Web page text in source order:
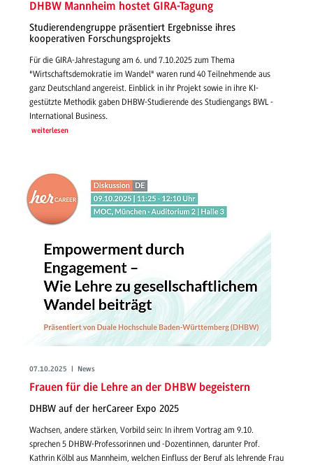
DHBW Mannheim hostet GIRA-Tagung
Studierendengruppe präsentiert Ergebnisse ihres
kooperativen Forschungsprojekts
Für die GIRA-Jahrestagung am 6. und 7.10.2025 zum Thema
"Wirtschaftsdemokratie im Wandel" waren rund 40 Teilnehmende aus
ganz Deutschland angereist. Einblick in ihr Projekt sowie in ihre KI-
gestützte Methodik gaben DHBW-Studierende des Studiengangs BWL -
International Business.
weiterlesen
07.10.2025 | News
Frauen für die Lehre an der DHBW begeistern
DHBW auf der herCareer Expo 2025
Wachsen, andere stärken, Vorbild sein: In ihrem Vortrag am 9.10.
sprechen 5 DHBW-Professorinnen und -Dozentinnen, darunter Prof.
Kathrin Kölbl aus Mannheim, welchen Einfluss der Beruf als lehrende Frau